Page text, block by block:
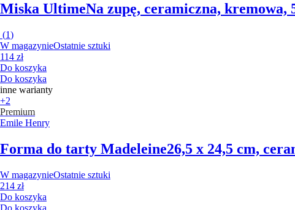
Miska UltimeNa zupę, ceramiczna, kremowa,
(1)
W magazynieOstatnie sztuki
114 zł
Do koszyka
Do koszyka
inne warianty
+2
Premium
Emile Henry
Forma do tarty Madeleine26,5 x 24,5 cm,
W magazynieOstatnie sztuki
214 zł
Do koszyka